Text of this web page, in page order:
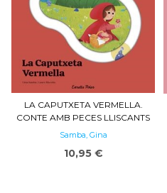
LA CAPUTXETA VERMELLA.
CONTE AMB PECES LLISCANTS
Samba, Gina
10,95 €